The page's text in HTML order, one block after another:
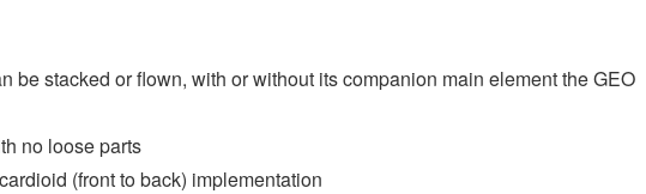
be stacked or flown, with or without its companion main element the GEO
no loose parts
(front to back) implementation